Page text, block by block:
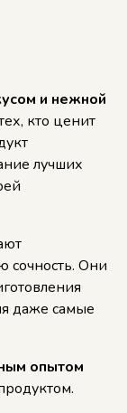
и нежной
кто ценит
лучших
сочность. Они
даже самые
опытом